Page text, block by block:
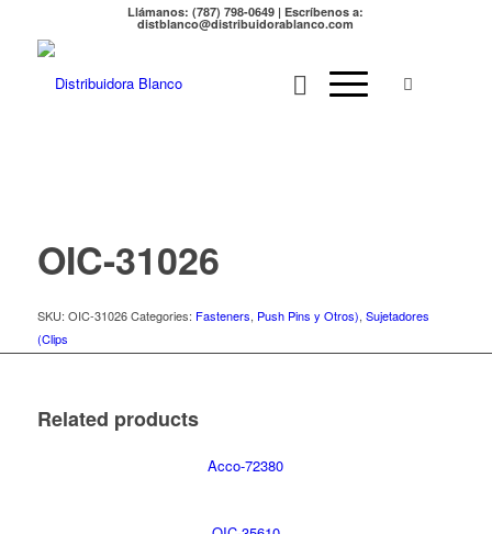
Llámanos: (787) 798-0649 | Escríbenos a:
distblanco@distribuidorablanco.com
OIC-31026
SKU: OIC-31026 Categories: Fasteners, Push Pins y Otros), Sujetadores
(Clips
Related products
Acco-72380